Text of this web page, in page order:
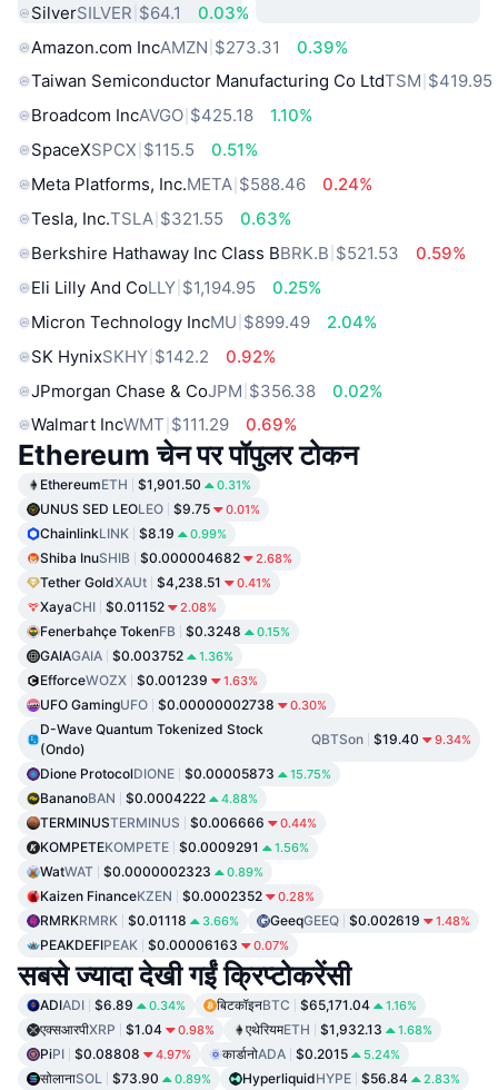
SilverSILVER $64.1
0.03%
Amazon.com IncAMZN $273.31
0.39%
Taiwan Semiconductor Manufacturing Co LtdTSM $419.95
Broadcom IncAVGO $425.18
1.10%
SpaceXSPCX $115.5
0.51%
Meta Platforms, Inc.META $588.46
0.24%
Tesla, Inc.TSLA $321.55
0.63%
Berkshire Hathaway Inc Class BBRK.B $521.53
0.59%
Eli Lilly And CoLLY $1,194.95
0.25%
Micron Technology IncMU $899.49
2.04%
SK HynixSKHY $142.2
0.92%
JPmorgan Chase & CoJPM $356.38
0.02%
Walmart IncWMT $111.29 0.69%
Ethereum चेन पर पॉपुलर टोकन
EthereumETH $1,901.50 0.31%
UNUS SED LEOLEO $9.75 0.01%
ChainlinkLINK $8.19 0.99%
Shiba InuSHIB $0.000004682 2.68%
Tether GoldXAUt $4,238.51 0.41%
XayaCHI $0.01152 2.08%
Fenerbahçe TokenFB $0.3248 0.15%
GAIAGAIA $0.003752 1.36%
EfforceWOZX $0.001239 1.63%
UFO GamingUFO $0.00000002738 0.30%
D-Wave Quantum Tokenized Stock
(Ondo)
QBTSon $19.40 9.34%
Dione ProtocolDIONE $0.00005873 15.75%
BananoBAN $0.0004222 4.88%
TERMINUSTERMINUS $0.006666 0.44%
KOMPETEKOMPETE $0.0009291 1.56%
WatWAT $0.0000002323 0.89%
Kaizen FinanceKZEN $0.0002352 0.28%
RMRKRMRK $0.01118 3.66% GeeqGEEQ $0.002619 1.48%
PEAKDEFIPEAK $0.00006163 0.07%
सबसे ज्यादा देखी गईं क्रिप्टोकरेंसी
ADIADI $6.89 0.34% बिटकॉइनBTC $65,171.04 1.16%
एक्सआरपीXRP $1.04 0.98% एथेरियमETH $1,932.13 1.68%
PiPI $0.08808 4.97% कार्डानोADA $0.2015 5.24%
सोलानाSOL $73.90 0.89% HyperliquidHYPE $56.84 2.83%